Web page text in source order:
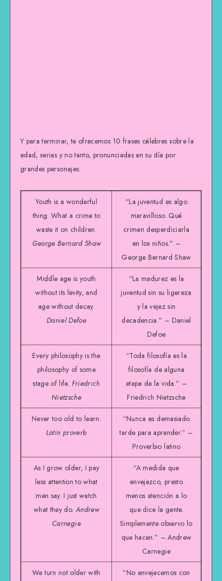
Y para terminar, te ofrecemos 10 frases célebres sobre la
edad, serias y no tanto, pronunciadas en su día por
grandes personajes:
Youth is a wonderful
thing. What a crime to
waste it on children.
George Bernard Shaw
“La juventud es algo
maravilloso. Qué
crimen desperdiciarla
en los niños.” –
George Bernard Shaw
Middle age is youth
without its levity, and
age without decay.
Daniel Defoe
“La madurez es la
juventud sin su ligereza
y la vejez sin
decadencia.” – Daniel
Defoe
Every philosophy is the
philosophy of some
stage of life. Friedrich
Nietzsche
“Toda filosofía es la
filosofía de alguna
etapa de la vida.” –
Friedrich Nietzsche
Never too old to learn.
Latin proverb
“Nunca es demasiado
tarde para aprender.” –
Proverbio latino
As I grow older, I pay
less attention to what
men say. I just watch
what they do. Andrew
Carnegie
“A medida que
envejezco, presto
menos atención a lo
que dice la gente.
Simplemente observo lo
que hacen.” – Andrew
Carnegie
We turn not older with
“No envejecemos con